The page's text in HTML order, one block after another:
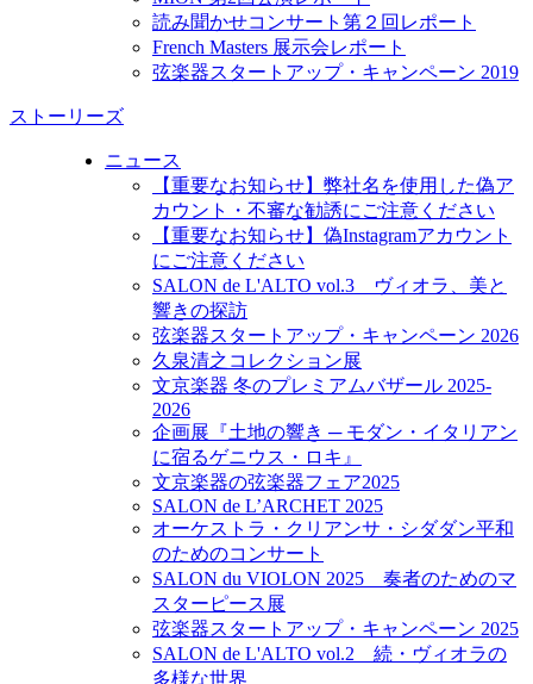
読み聞かせコンサート第２回レポート
French Masters 展示会レポート
弦楽器スタートアップ・キャンペーン 2019
ストーリーズ
ニュース
【重要なお知らせ】弊社名を使用した偽ア
カウント・不審な勧誘にご注意ください
【重要なお知らせ】偽Instagramアカウント
にご注意ください
SALON de L'ALTO vol.3 ヴィオラ、美と
響きの探訪
弦楽器スタートアップ・キャンペーン 2026
久泉清之コレクション展
文京楽器 冬のプレミアムバザール 2025-
2026
企画展『土地の響き ─ モダン・イタリアン
に宿るゲニウス・ロキ』
文京楽器の弦楽器フェア2025
SALON de L’ARCHET 2025
オーケストラ・クリアンサ・シダダン平和
のためのコンサート
SALON du VIOLON 2025 奏者のためのマ
スターピース展
弦楽器スタートアップ・キャンペーン 2025
SALON de L'ALTO vol.2 続・ヴィオラの
多様な世界